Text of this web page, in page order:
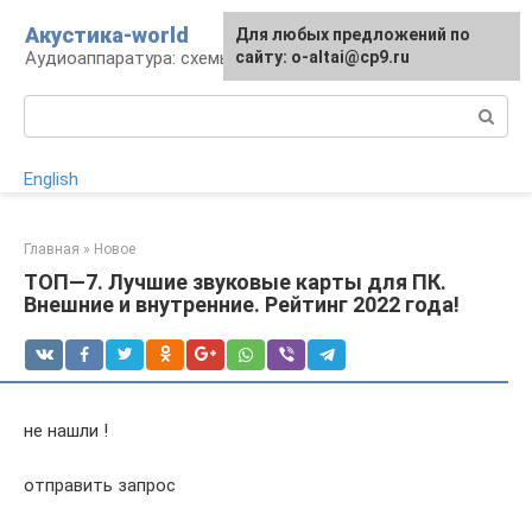
контенту
Акустика-world
Аудиоаппаратура: схемы и работа
English
Главная » Новое
ТОП—7. Лучшие звуковые карты для ПК.
Внешние и внутренние. Рейтинг 2022 года!
не нашли !
отправить запрос
Для любых предложений по
сайту: o-altai@cp9.ru